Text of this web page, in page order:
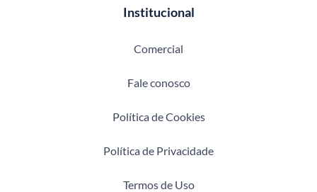
Institucional
Comercial
Fale conosco
Política de Cookies
Política de Privacidade
Termos de Uso